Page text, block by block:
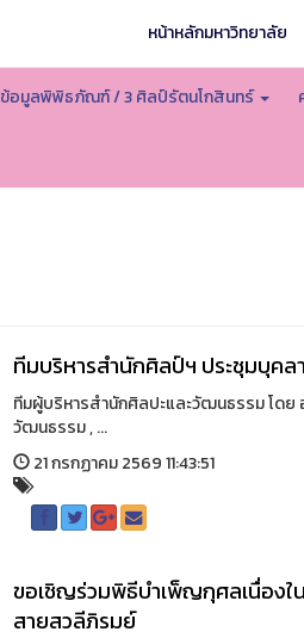
หน้าหลักมหาวิทยาลัย
ข้อมูลพิพิธภัณฑ์ / 3 ศิลป์รัตนโกสินทร์
ทีมบริหารสำนักศิลป์ฯ ประชุมบุค
ทีมผู้บริหารสำนักศิลปะและวัฒนธรรม โดย
วัฒนธรรม , ...
21 กรกฏาคม 2569 11:43:51
ขอเชิญร่วมพิธีบำเพ็ญกุศลเนื่องใ
สายสวลีภิรมย์